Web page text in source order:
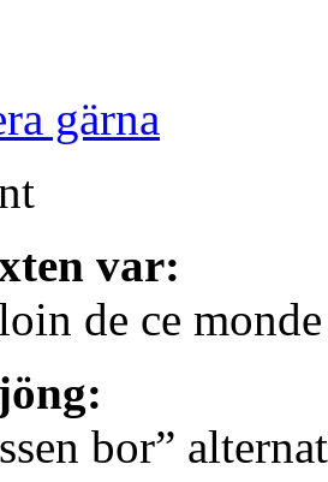
gärna
var:
de ce monde
bor”